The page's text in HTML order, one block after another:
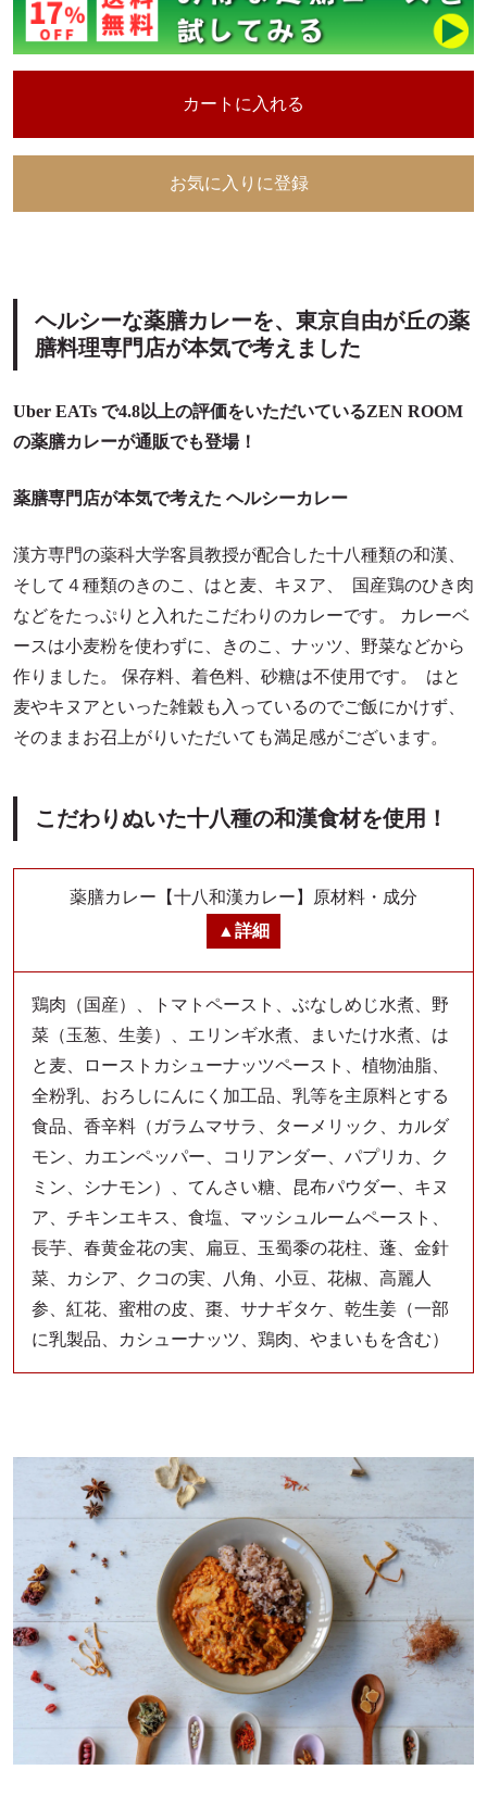
カートに入れる
お気に入りに登録
ヘルシーな薬膳カレーを、東京自由が丘の薬
膳料理専門店が本気で考えました
Uber EATs で4.8以上の評価をいただいているZEN ROOM
の薬膳カレーが通販でも登場！
薬膳専門店が本気で考えた ヘルシーカレー
漢方専門の薬科大学客員教授が配合した十八種類の和漢、
そして４種類のきのこ、はと麦、キヌア、 国産鶏のひき肉
などをたっぷりと入れたこだわりのカレーです。 カレーベ
ースは小麦粉を使わずに、きのこ、ナッツ、野菜などから
作りました。 保存料、着色料、砂糖は不使用です。 はと
麦やキヌアといった雑穀も入っているのでご飯にかけず、
そのままお召上がりいただいても満足感がございます。
こだわりぬいた十八種の和漢食材を使用！
薬膳カレー【十八和漢カレー】原材料・成分
詳細
鶏肉（国産）、トマトペースト、ぶなしめじ水煮、野
菜（玉葱、生姜）、エリンギ水煮、まいたけ水煮、は
と麦、ローストカシューナッツペースト、植物油脂、
全粉乳、おろしにんにく加工品、乳等を主原料とする
食品、香辛料（ガラムマサラ、ターメリック、カルダ
モン、カエンペッパー、コリアンダー、パプリカ、ク
ミン、シナモン）、てんさい糖、昆布パウダー、キヌ
ア、チキンエキス、食塩、マッシュルームペースト、
長芋、春黄金花の実、扁豆、玉蜀黍の花柱、蓬、金針
菜、カシア、クコの実、八角、小豆、花椒、高麗人
参、紅花、蜜柑の皮、棗、サナギタケ、乾生姜（一部
に乳製品、カシューナッツ、鶏肉、やまいもを含む）
お知らせメールマガジンは会員登録から！＞